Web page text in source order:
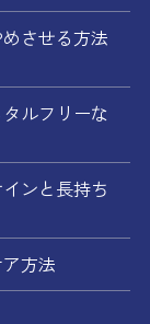
させる方法
ルフリーな
ンと長持ち
方法